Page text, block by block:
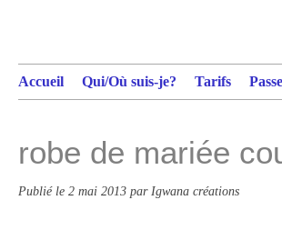
Accueil Qui/Où suis-je? Tarifs
robe de mariée
Publié le 2 mai 2013 par Igwana créations